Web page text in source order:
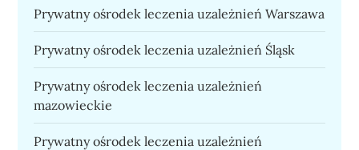
Prywatny ośrodek leczenia uzależnień Warszawa
Prywatny ośrodek leczenia uzależnień Śląsk
Prywatny ośrodek leczenia uzależnień
mazowieckie
Prywatny ośrodek leczenia uzależnień